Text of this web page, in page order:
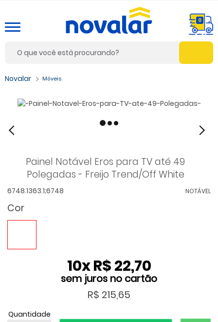
0
Móveis
Painel Notável Eros para TV até 49
Polegadas - Freijo Trend/Off White
NOTÁVEL
6748.1363.1;6748
Cor
10xR$ 22,70
R$ 215,65
Quantidade